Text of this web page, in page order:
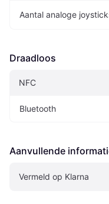
Aantal analoge
Draadloos
NFC
Bluetooth
Aanvullende
Vermeld op Klarna